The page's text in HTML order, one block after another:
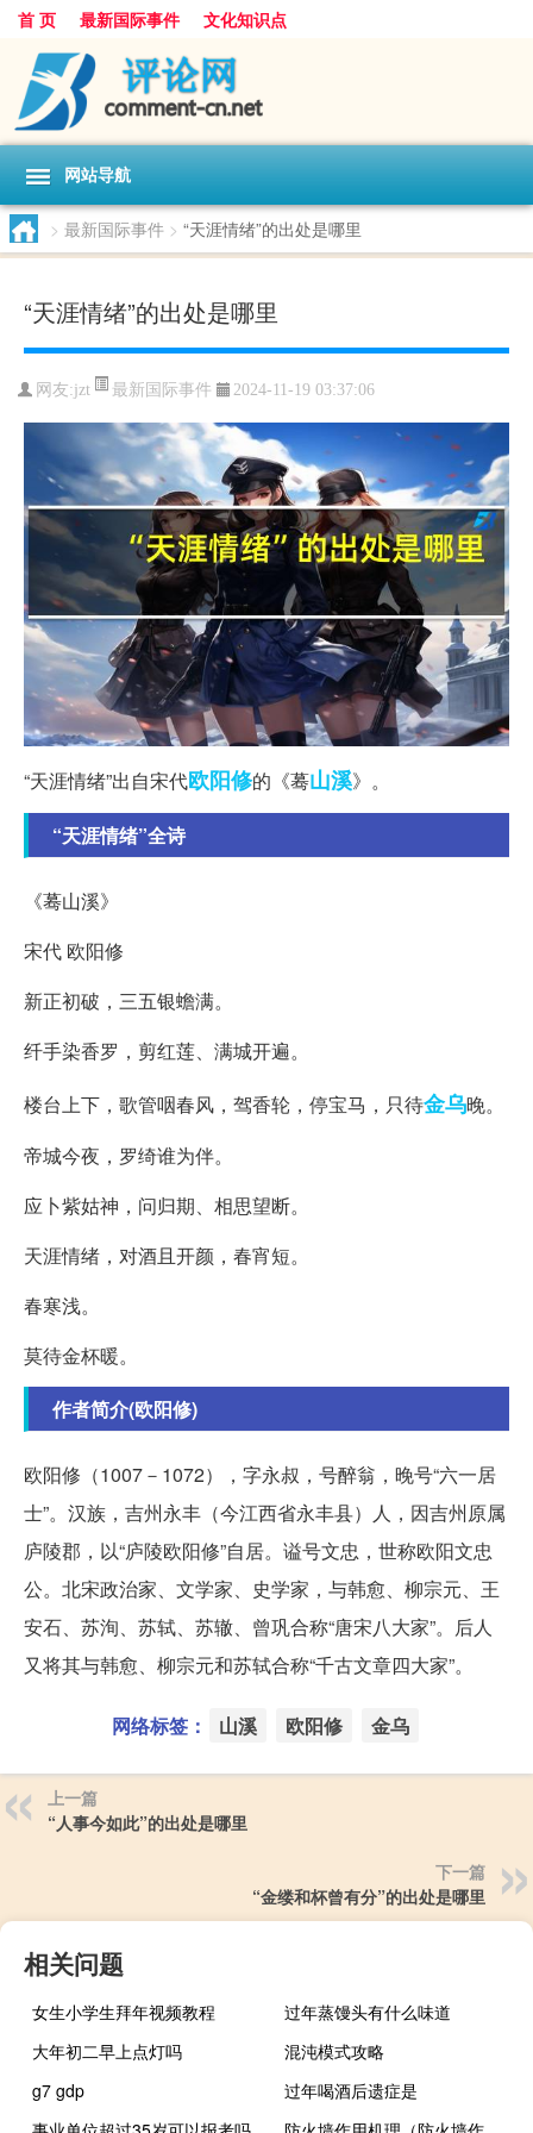
首 页 最新国际事件 文化知识点
网站导航
> 最新国际事件 > “天涯情绪”的出处是哪里
“天涯情绪”的出处是哪里
网友:jzt 最新国际事件 2024-11-19 03:37:06
“天涯情绪”出自宋代欧阳修的《蓦山溪》。
“天涯情绪”全诗
《蓦山溪》
宋代 欧阳修
新正初破，三五银蟾满。
纤手染香罗，剪红莲、满城开遍。
楼台上下，歌管咽春风，驾香轮，停宝马，只待金乌晚。
帝城今夜，罗绮谁为伴。
应卜紫姑神，问归期、相思望断。
天涯情绪，对酒且开颜，春宵短。
春寒浅。
莫待金杯暖。
作者简介(欧阳修)
欧阳修（1007－1072），字永叔，号醉翁，晚号“六一居
士”。汉族，吉州永丰（今江西省永丰县）人，因吉州原属
庐陵郡，以“庐陵欧阳修”自居。谥号文忠，世称欧阳文忠
公。北宋政治家、文学家、史学家，与韩愈、柳宗元、王
安石、苏洵、苏轼、苏辙、曾巩合称“唐宋八大家”。后人
又将其与韩愈、柳宗元和苏轼合称“千古文章四大家”。
网络标签： 山溪 欧阳修 金乌
上一篇
“人事今如此”的出处是哪里
下一篇
“金缕和杯曾有分”的出处是哪里
相关问题
女生小学生拜年视频教程
过年蒸馒头有什么味道
大年初二早上点灯吗
混沌模式攻略
g7 gdp
过年喝酒后遗症是